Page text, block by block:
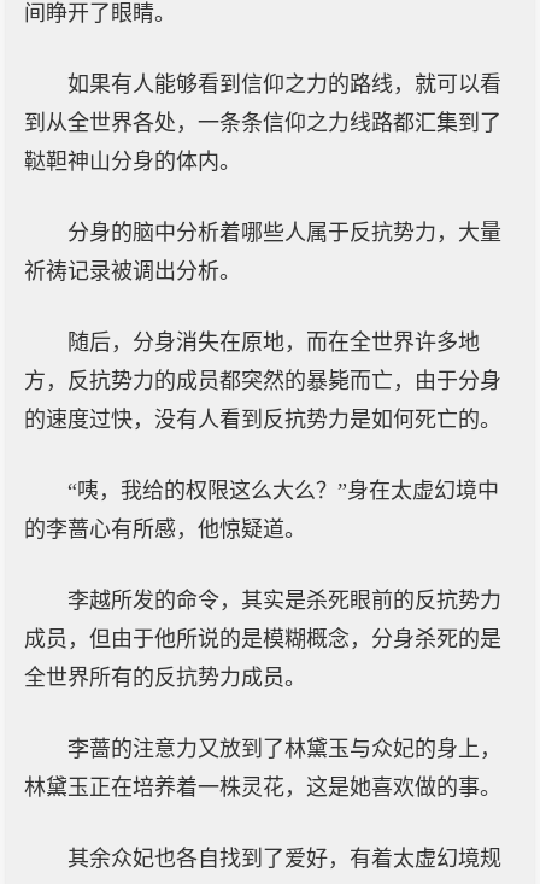
间睁开了眼睛。
如果有人能够看到信仰之力的路线，就可以看
到从全世界各处，一条条信仰之力线路都汇集到了
鞑靼神山分身的体内。
分身的脑中分析着哪些人属于反抗势力，大量
祈祷记录被调出分析。
随后，分身消失在原地，而在全世界许多地
方，反抗势力的成员都突然的暴毙而亡，由于分身
的速度过快，没有人看到反抗势力是如何死亡的。
“咦，我给的权限这么大么？”身在太虚幻境中
的李蔷心有所感，他惊疑道。
李越所发的命令，其实是杀死眼前的反抗势力
成员，但由于他所说的是模糊概念，分身杀死的是
全世界所有的反抗势力成员。
李蔷的注意力又放到了林黛玉与众妃的身上，
林黛玉正在培养着一株灵花，这是她喜欢做的事。
其余众妃也各自找到了爱好，有着太虚幻境规